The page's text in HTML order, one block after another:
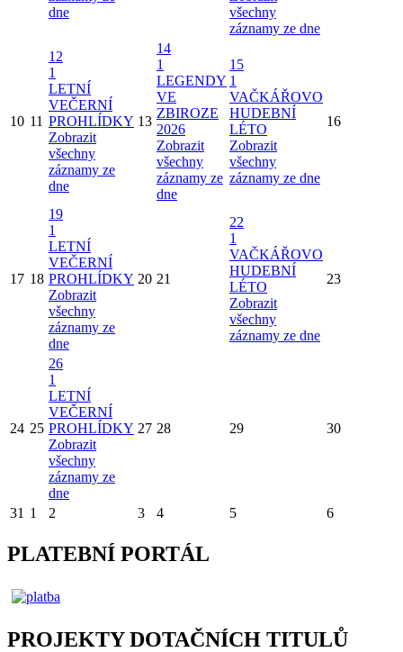
dne
všechny
záznamy ze dne
10 11
12
1
LETNÍ
VEČERNÍ
PROHLÍDKY
Zobrazit
všechny
záznamy ze
dne
13
14
1
LEGENDY
VE
ZBIROZE
2026
Zobrazit
všechny
záznamy ze
dne
15
1
VAČKÁŘOVO
HUDEBNÍ
LÉTO
Zobrazit
všechny
záznamy ze dne
16
17 18
19
1
LETNÍ
VEČERNÍ
PROHLÍDKY
Zobrazit
všechny
záznamy ze
dne
20 21
22
1
VAČKÁŘOVO
HUDEBNÍ
LÉTO
Zobrazit
všechny
záznamy ze dne
23
24 25
26
1
LETNÍ
VEČERNÍ
PROHLÍDKY
Zobrazit
všechny
záznamy ze
dne
27 28 29 30
31 1 2 3 4 5 6
PLATEBNÍ PORTÁL
PROJEKTY DOTAČNÍCH TITULŮ